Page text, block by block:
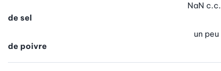
de sel
NaN c.c.
de poivre
un peu